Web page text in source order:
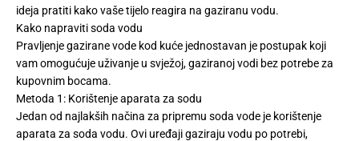
ideja pratiti kako vaše tijelo reagira na gaziranu vodu.
Kako napraviti soda vodu
Pravljenje gazirane vode kod kuće jednostavan je postupak koji
vam omogućuje uživanje u svježoj, gaziranoj vodi bez potrebe za
kupovnim bocama.
Metoda 1: Korištenje aparata za sodu
Jedan od najlakših načina za pripremu soda vode je korištenje
aparata za soda vodu. Ovi uređaji gaziraju vodu po potrebi,